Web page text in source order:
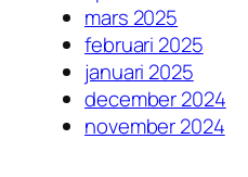
mars 2025
februari 2025
januari 2025
december 2024
november 2024